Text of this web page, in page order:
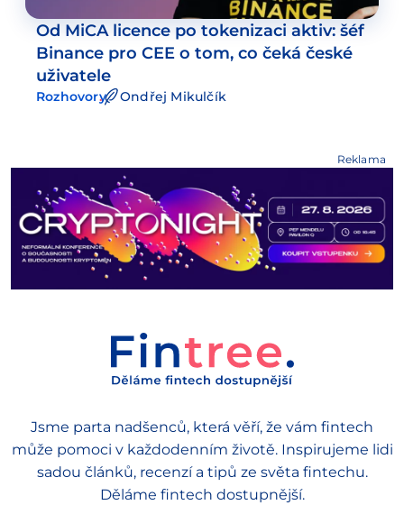
Od MiCA licence po tokenizaci aktiv: šéf
Binance pro CEE o tom, co čeká české
uživatele
Rozhovory Ondřej Mikulčík
Reklama
Jsme parta nadšenců, která věří, že vám fintech
může pomoci v každodenním životě. Inspirujeme lidi
sadou článků, recenzí a tipů ze světa fintechu.
Děláme fintech dostupnější.